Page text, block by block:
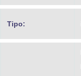
Tipo: